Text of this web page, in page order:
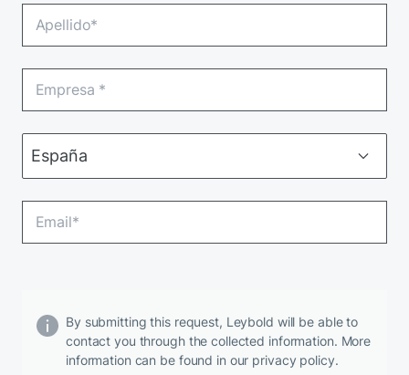
By submitting this request, Leybold will be able to
contact you through the collected information. More
information can be found in our privacy policy.